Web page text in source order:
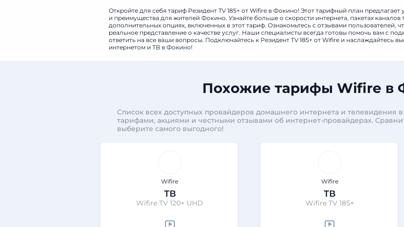
Откройте для себя тариф Резидент TV 185+ от Wifire в Фокино! Этот тарифный план предлагает
и преимущества для жителей Фокино. Узнайте больше о скорости интернета, пакетах каналов
дополнительных опциях, включенных в этот тариф. Ознакомьтесь с отзывами пользователей,
реальное представление о качестве услуг. Наши специалисты всегда готовы помочь вам с
ответить на все ваши вопросы. Подключайтесь к Резидент TV 185+ от Wifire и наслаждайтесь
интернетом и ТВ в Фокино!
Похожие тарифы Wifire в
Список всех доступных провайдеров домашнего интернета и телевидения
тарифами, акциями и честными отзывами об интернет-провайдерах.
выберите самого выгодного!
Wifire
ТВ
Wifire TV 120+ UHD
Wifire
ТВ
Wifire TV 185+